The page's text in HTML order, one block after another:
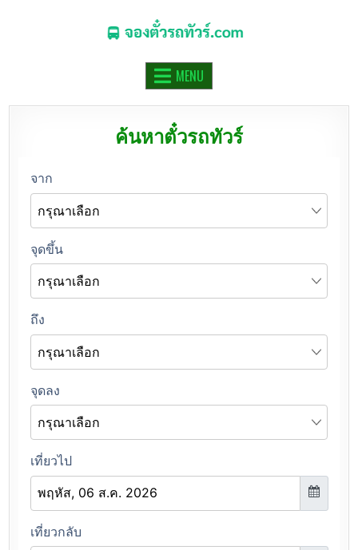
จองตั๋วรถทัวร์.COM
MENU
ค้นหาตั๋วรถทัวร์